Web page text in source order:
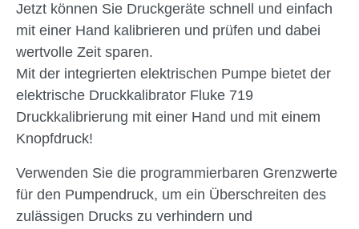
Jetzt können Sie Druckgeräte schnell und einfach
mit einer Hand kalibrieren und prüfen und dabei
wertvolle Zeit sparen.
Mit der integrierten elektrischen Pumpe bietet der
elektrische Druckkalibrator Fluke 719
Druckkalibrierung mit einer Hand und mit einem
Knopfdruck!
Verwenden Sie die programmierbaren Grenzwerte
für den Pumpendruck, um ein Überschreiten des
zulässigen Drucks zu verhindern und